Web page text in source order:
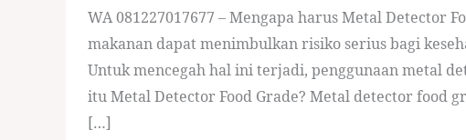
WA 081227017677 – Mengapa harus Metal Detector
makanan dapat menimbulkan risiko serius bagi
Untuk mencegah hal ini terjadi, penggunaan metal
itu Metal Detector Food Grade? Metal detector food
[…]